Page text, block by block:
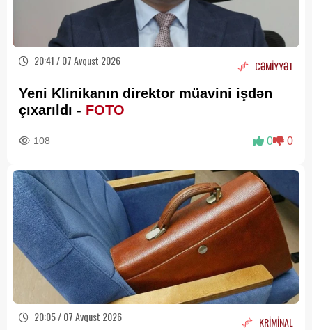
20:41 / 07 Avqust 2026 CƏMİYYƏT
Yeni Klinikanın direktor müavini işdən
çıxarıldı - FOTO
108 0 0
20:05 / 07 Avqust 2026 KRİMİNAL